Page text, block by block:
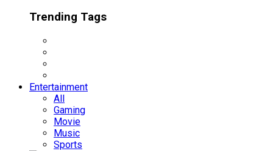
Trending Tags
Entertainment
All
Gaming
Movie
Music
Sports